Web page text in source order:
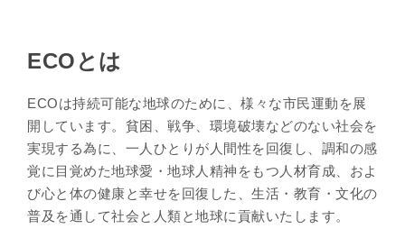
ECOとは
ECOは持続可能な地球のために、様々な市民運動を展
開しています。貧困、戦争、環境破壊などのない社会を
実現する為に、一人ひとりが人間性を回復し、調和の感
覚に目覚めた地球愛・地球人精神をもつ人材育成、およ
び心と体の健康と幸せを回復した、生活・教育・文化の
普及を通して社会と人類と地球に貢献いたします。